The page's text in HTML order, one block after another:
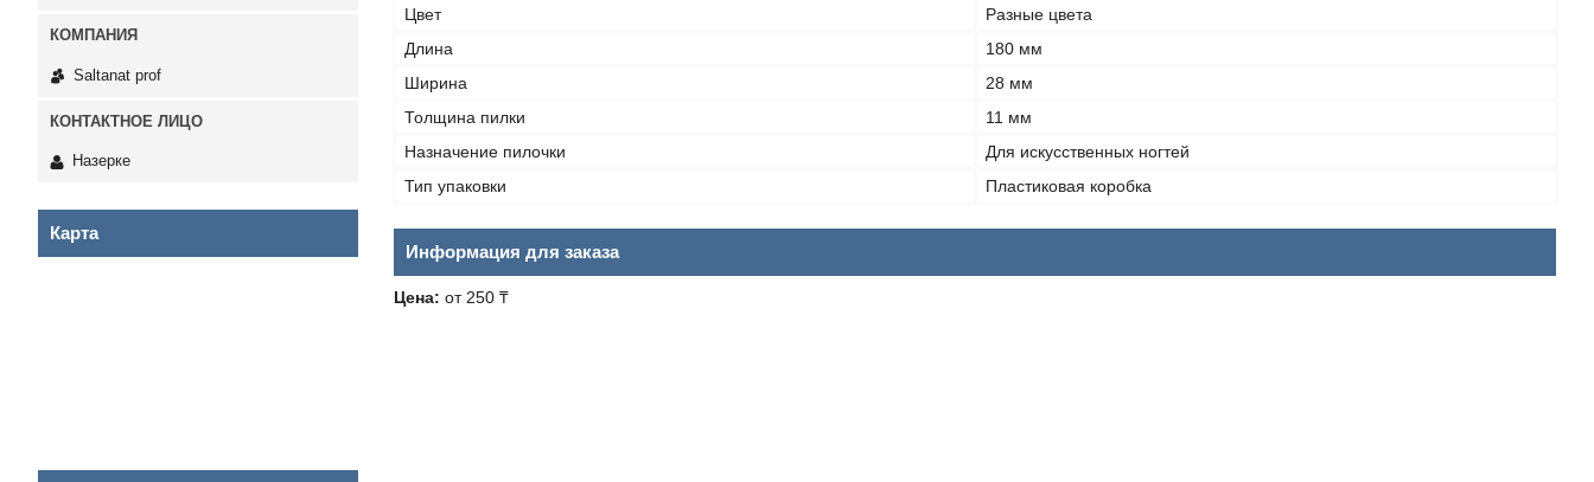
Цвет
Разные цвета
Длина
180 мм
Ширина
28 мм
Толщина пилки
11 мм
Назначение пилочки
Для искусственных ногтей
Тип упаковки
Пластиковая коробка
Информация для заказа
Цена: от 250 ₸
Saltanat prof
Назерке
Карта